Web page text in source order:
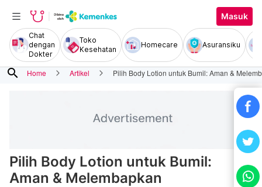
Masuk
Chat
dengan
Dokter
Toko
Kesehatan
Homecare Asuransiku
search Home Artikel Pilih Body Lotion untuk Bumil: Aman &
Pilih Body Lotion untuk Bumil:
Aman & Melembapkan